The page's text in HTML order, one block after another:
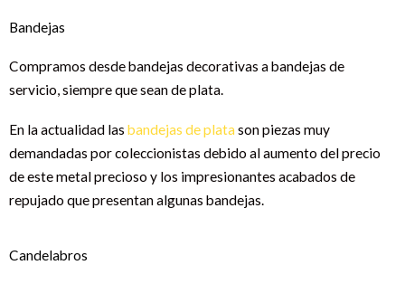
Bandejas
Compramos desde bandejas decorativas a bandejas de
servicio, siempre que sean de plata.
En la actualidad las bandejas de plata son piezas muy
demandadas por coleccionistas debido al aumento del precio
de este metal precioso y los impresionantes acabados de
repujado que presentan algunas bandejas.
Candelabros